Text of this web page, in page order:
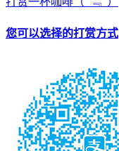
您可以选择的打赏方式